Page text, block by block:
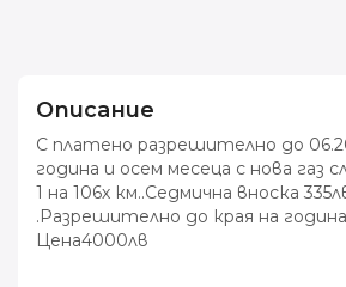
Описание
С платено разрешително до
година и осем месеца с нова газ
1 на 106х км..Седмична вноска
.Разрешително до края на
Цена4000лв